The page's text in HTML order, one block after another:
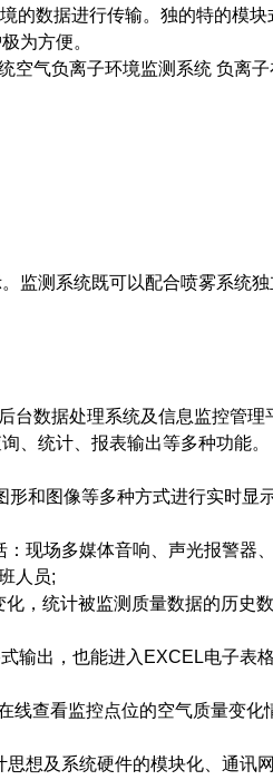
的数据进行传输。独的特的模块
为方便。
空气负离子环境监测系统 负离
监测系统既可以配合喷雾系统独
台数据处理系统及信息监控管理
、统计、报表输出等多种功能。
和图像等多种方式进行实时显
现场多媒体音响、声光报警器
人员;
，统计被监测质量数据的历史
输出，也能进入EXCEL电子表
线查看监控点位的空气质量变化
想及系统硬件的模块化、通讯